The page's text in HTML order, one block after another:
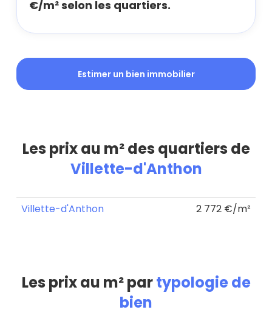
€/m² selon les quartiers.
Estimer un bien immobilier
Les prix au m² des quartiers de
Villette-d'Anthon
Villette-d'Anthon 2 772 €/m²
Les prix au m² partypologie de
bien